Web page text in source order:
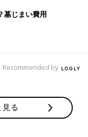
墓じまい費用
Recommended by
る